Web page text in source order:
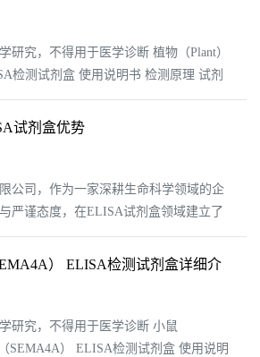
研究，不得用于医学诊断 植物（Plant）
检测试剂盒 使用说明书 检测原理 试剂
法酶联免疫吸附试验（ELISA）。往预
试剂盒优势
公司，作为一家深耕生命科学领域的企
严谨态度，在ELISA试剂盒领域建立了
生物的ELISA试剂盒系列产品不仅体现
洞察，还反映了对...
） ELISA检测试剂盒详细介
研究，不得用于医学诊断 小鼠
SEMA4A） ELISA检测试剂盒 使用说明